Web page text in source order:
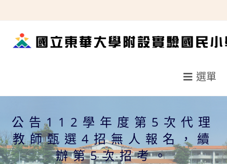
轉
選單
公告112學年度第5次代理
教師甄選4招無人報名，續
辦第5次招考。